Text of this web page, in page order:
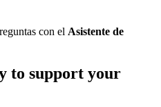
con el Asistente de
to support your